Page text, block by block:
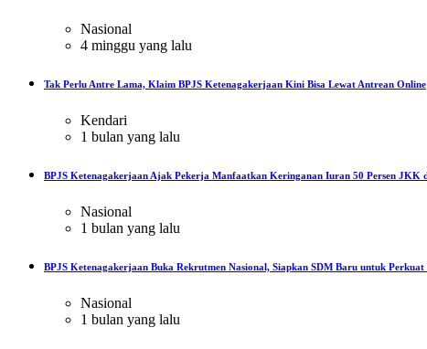
Nasional
4 minggu yang lalu
Tak Perlu Antre Lama, Klaim BPJS Ketenagakerjaan Kini Bisa Lewat Antrean Online
Kendari
1 bulan yang lalu
BPJS Ketenagakerjaan Ajak Pekerja Manfaatkan Keringanan Iuran 50 Persen JKK
Nasional
1 bulan yang lalu
BPJS Ketenagakerjaan Buka Rekrutmen Nasional, Siapkan SDM Baru untuk Perkuat
Nasional
1 bulan yang lalu